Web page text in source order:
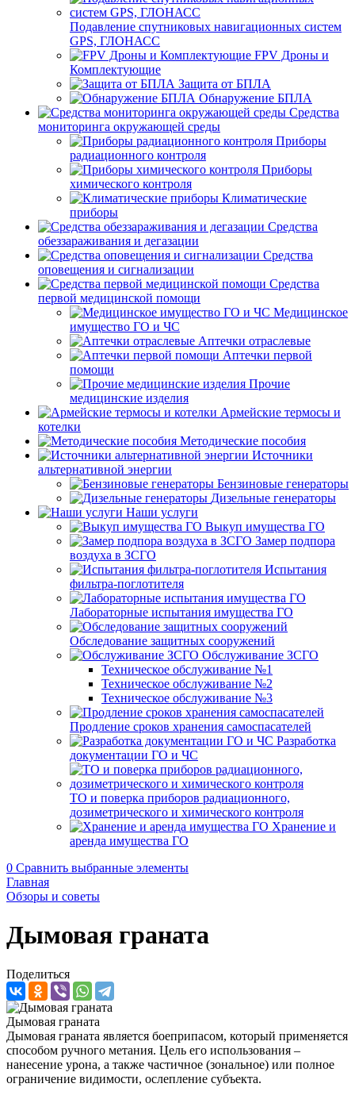
Подавление спутниковых навигационных систем
GPS, ГЛОНАСС
FPV Дроны и
Комплектующие
Защита от БПЛА
Обнаружение БПЛА
Средства
мониторинга окружающей среды
Приборы
радиационного контроля
Приборы
химического контроля
Климатические
приборы
Средства
обеззараживания и дегазации
Средства
оповещения и сигнализации
Средства
первой медицинской помощи
Медицинское
имущество ГО и ЧС
Аптечки отраслевые
Аптечки первой
помощи
Прочие
медицинские изделия
Армейские термосы и
котелки
Методические пособия
Источники
альтернативной энергии
Бензиновые генераторы
Дизельные генераторы
Наши услуги
Выкуп имущества ГО
Замер подпора
воздуха в ЗСГО
Испытания
фильтра-поглотителя
Лабораторные испытания имущества ГО
Обследование защитных сооружений
Обслуживание ЗСГО
Техническое обслуживание №1
Техническое обслуживание №2
Техническое обслуживание №3
Продление сроков хранения самоспасателей
Разработка
документации ГО и ЧС
ТО и поверка приборов радиационного,
дозиметрического и химического контроля
Хранение и
аренда имущества ГО
0 Сравнить выбранные элементы
Главная
Обзоры и советы
Дымовая граната
Поделиться
Дымовая граната
Дымовая граната является боеприпасом, который применяется
способом ручного метания. Цель его использования –
нанесение урона, а также частичное (зональное) или полное
ограничение видимости, ослепление субъекта.